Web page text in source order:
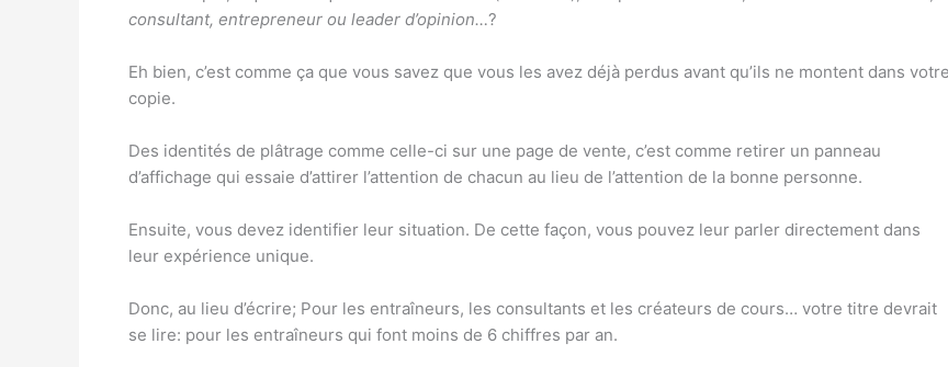
consultant, entrepreneur ou leader d’opinion…?
Eh bien, c’est comme ça que vous savez que vous les avez déjà perdus avant qu’ils ne montent dans votre
copie.
Des identités de plâtrage comme celle-ci sur une page de vente, c’est comme retirer un panneau
d’affichage qui essaie d’attirer l’attention de chacun au lieu de l’attention de la bonne personne.
Ensuite, vous devez identifier leur situation. De cette façon, vous pouvez leur parler directement dans
leur expérience unique.
Donc, au lieu d’écrire; Pour les entraîneurs, les consultants et les créateurs de cours… votre titre devrait
se lire: pour les entraîneurs qui font moins de 6 chiffres par an.